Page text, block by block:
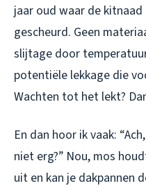
jaar oud waar de
gescheurd. Geen
slijtage door
potentiële lekkage die
Wachten tot het lekt?
En dan hoor ik vaak:
niet erg?” Nou, mos
uit en kan je dakpannen